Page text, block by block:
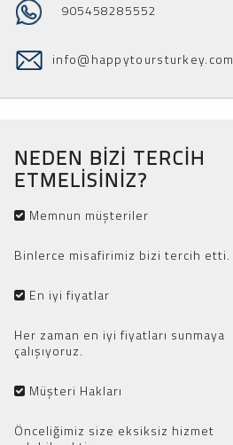
905458285552
info@happytoursturkey.com
NEDEN BIZI TERCIH
ETMELISINIZ?
Memnun müşteriler
Binlerce misafirimiz bizi tercih etti.
En iyi fiyatlar
Her zaman en iyi fiyatları sunmaya
çalışıyoruz.
Müşteri Hakları
Önceliğimiz size eksiksiz hizmet